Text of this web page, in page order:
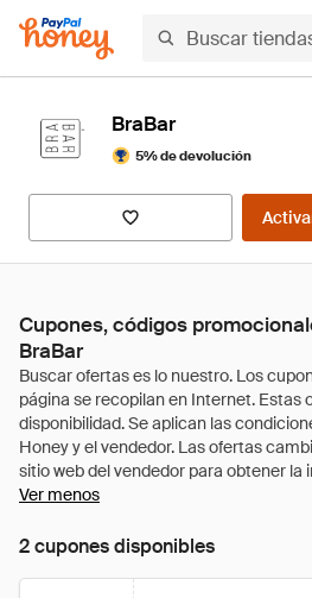
BraBar
5% de devolución
Cupones, códigos
BraBar
Ver menos
2 cupones disponibles